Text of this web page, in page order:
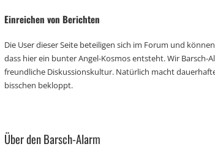
Einreichen von Berichten
Die User dieser Seite beteiligen sich im Forum und
dass hier ein bunter Angel-Kosmos entsteht. Wir
freundliche Diskussionskultur. Natürlich macht
bisschen bekloppt.
Über den Barsch-Alarm